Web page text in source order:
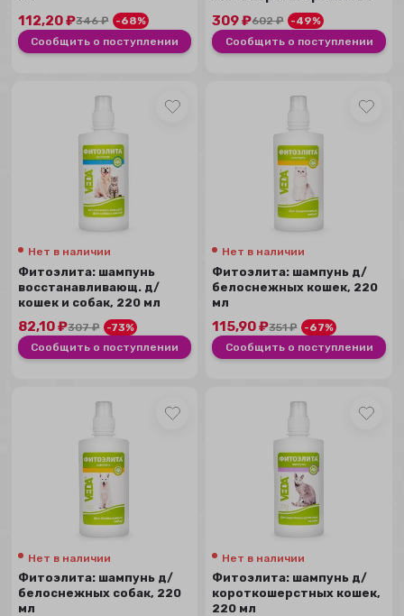
112,20₽346₽
-68%
Сообщить о поступлении
309₽602₽
-49%
Сообщить о поступлении
Нет в наличии
Фитоэлита: шампунь
восстанавливающ. д/
кошек и собак, 220 мл
82,10₽307₽
-73%
Сообщить о поступлении
Нет в наличии
Фитоэлита: шампунь д/
белоснежных кошек, 220
мл
115,90₽351₽
-67%
Сообщить о поступлении
Нет в наличии
Фитоэлита: шампунь д/
белоснежных собак, 220
мл
Нет в наличии
Фитоэлита: шампунь д/
короткошерстных кошек,
220 мл